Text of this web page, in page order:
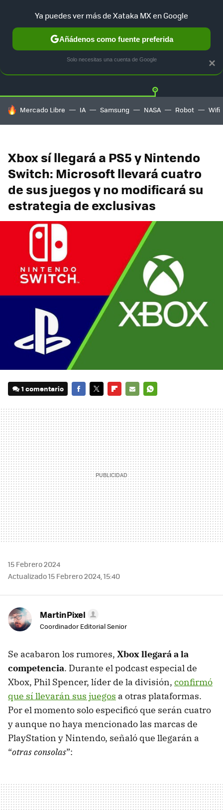
Twitter
HOY SE HABLA DE
Mercado Libre IA Samsung NASA Robot Wifi
Xbox sí llegará a PS5 y Nintendo
Switch: Microsoft llevará cuatro
de sus juegos y no modificará su
estrategia de exclusivas
1 comentario
MAIL
15 Febrero 2024
Actualizado 15 Febrero 2024, 15:40
MartinPixel
Coordinador Editorial Senior
Se acabaron los rumores, Xbox llegará a la
competencia. Durante el podcast especial de
Xbox, Phil Spencer, líder de la división, confirmó
que sí llevarán sus juegos a otras plataformas.
Por el momento solo especificó que serán cuatro
y aunque no haya mencionado las marcas de
PlayStation y Nintendo, señaló que llegarán a
“otras consolas”:
×
Ya puedes ver más de Xataka MX en Google
Añádenos como fuente preferida
Solo necesitas una cuenta de Google